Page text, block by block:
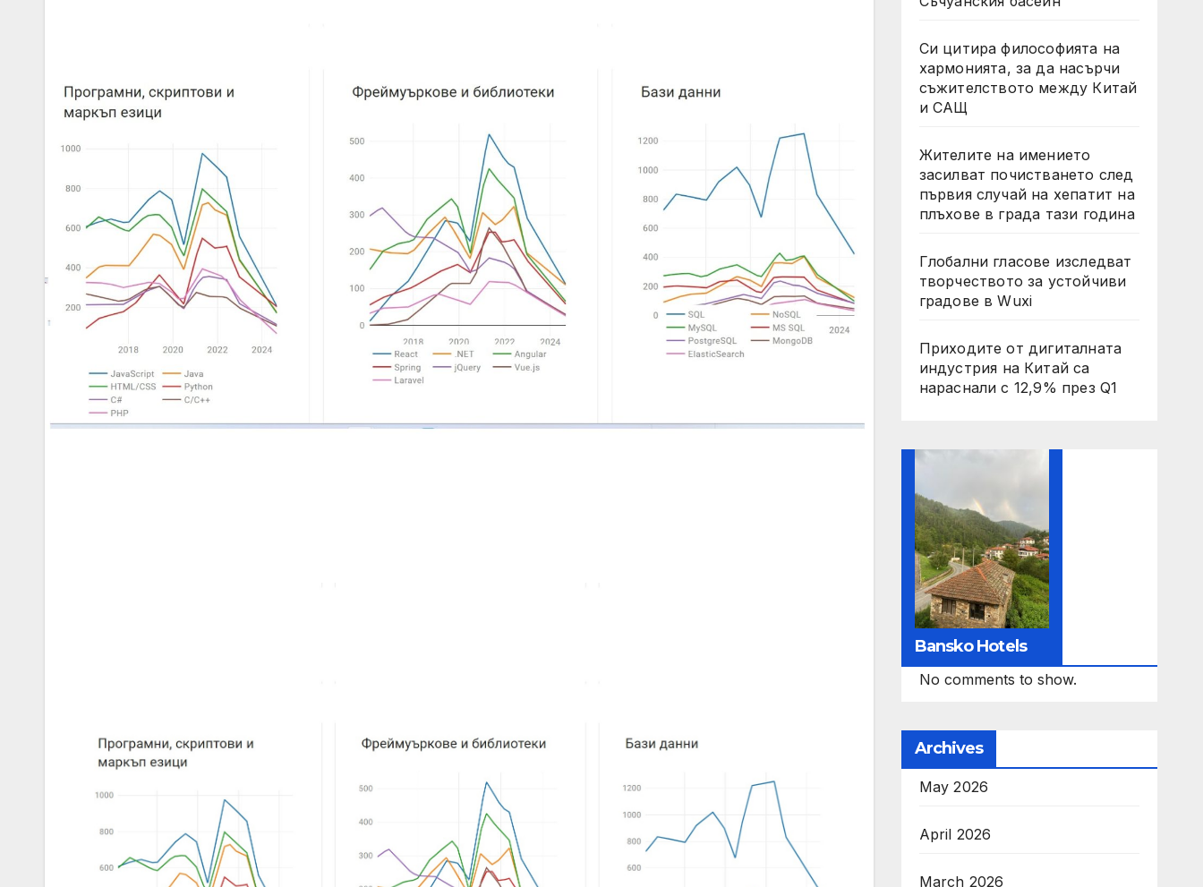
Си цитира философията на
хармонията, за да насърчи
съжителството между Китай
и САЩ
Жителите на имението
засилват почистването след
първия случай на хепатит на
плъхове в града тази година
Глобални гласове изследват
творчеството за устойчиви
градове в Wuxi
Приходите от дигиталната
индустрия на Китай са
нараснали с 12,9% през Q1
Bansko Hotels
No comments to show.
Archives
May 2026
April 2026
March 2026